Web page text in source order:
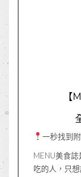
【
一秒找到
MENU美食
吃的人，只